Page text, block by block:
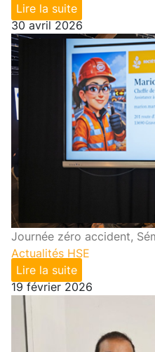
Lire la suite
30 avril 2026
Journée zéro accident,
Actualités HSE
Lire la suite
19 février 2026